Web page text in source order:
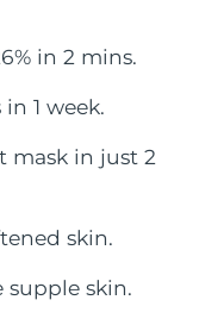
in 2 mins.
1 week.
mask in just 2
skin.
supple skin.
预计送达日期8/14/26
预计送达日期
预计送达日期8/10/26
预计送达日期
预计送达日期8/10/26